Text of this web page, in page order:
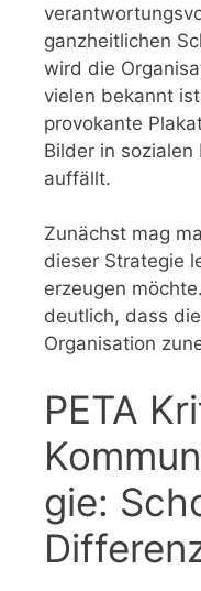
ganzheitlichen
wird die
vielen bekannt
provokante
Bilder in
auffällt.
Zunächst mag
dieser Strategie
erzeugen
deutlich, dass
Organisation
PETA
gie: